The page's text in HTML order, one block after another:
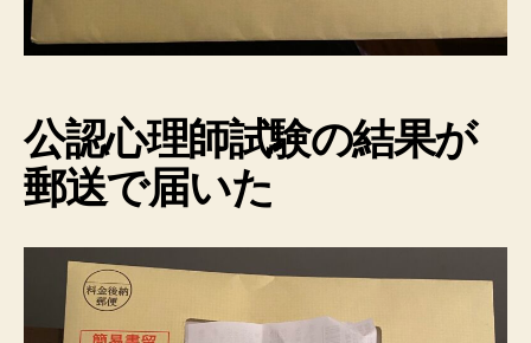
公認心理師試験の結果が
郵送で届いた